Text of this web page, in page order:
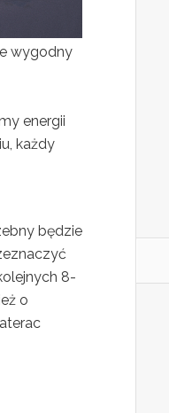
wygodny
energii
każdy
będzie
8-
o